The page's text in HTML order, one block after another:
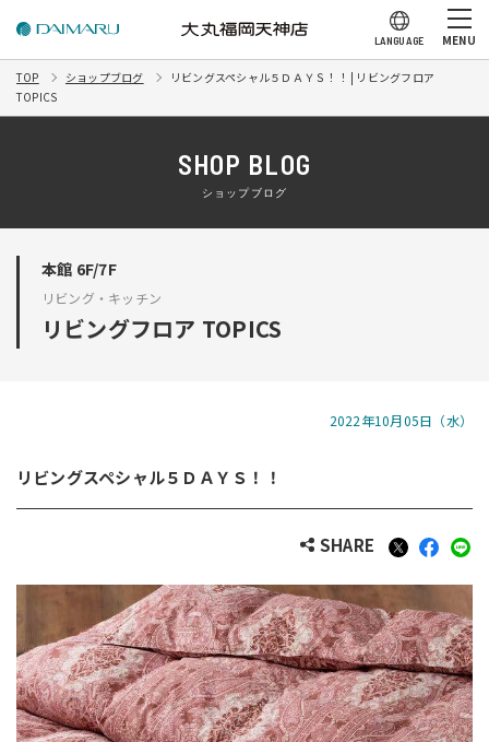
LANGUAGE MENU
TOP ショップブログ
リビングスペシャル５ＤＡＹＳ！！ | リビングフロア
TOPICS
SHOP BLOG
ショップブログ
本館 6F/7F
リビング・キッチン
リビングフロア TOPICS
2022年10月05日（水）
リビングスペシャル５ＤＡＹＳ！！
SHARE